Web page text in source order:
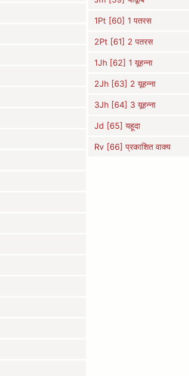
1Pt [60] 1 पतरस
2Pt [61] 2 पतरस
1Jh [62] 1 यूहन्ना
2Jh [63] 2 यूहन्ना
3Jh [64] 3 यूहन्ना
Jd [65] यहूदा
Rv [66] प्रकाशित वाक्य